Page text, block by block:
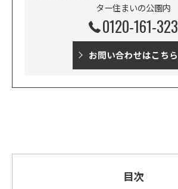
ター住まいの公園内
0120-161-323
お問い合わせはこちら
目次